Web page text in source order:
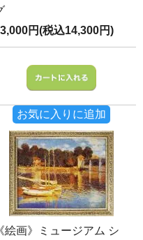
円(税込14,300円)
お気に入りに追加
《絵画》ミュージアム シ